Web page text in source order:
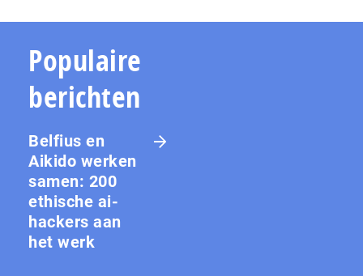
Populaire
berichten
Belfius en
Aikido werken
samen: 200
ethische ai-
hackers aan
het werk